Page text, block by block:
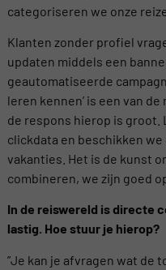
categoriseren we onze
Klanten zonder profiel
updaten middels een
geautomatiseerde
leren kennen’ is een van
de respons hierop is groot.
clickdata en beschikken
vakanties. Het is de kunst
combineren, we zijn goed
In de reiswereld is directe
lastig. Hoe stuur je hierop?
”Je kan je afvragen wat de